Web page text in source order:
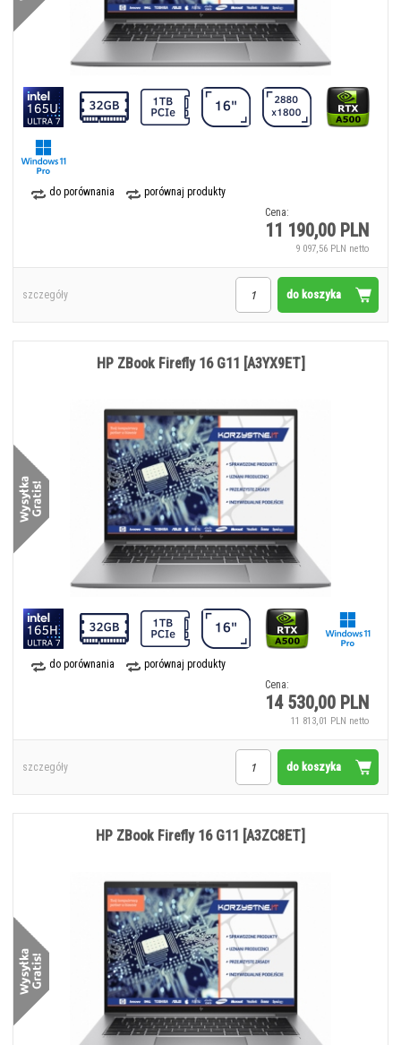
do porównania
porównaj produkty
Cena:
11 190,00 PLN
9 097,56 PLN netto
do koszyka
szczegóły
do porównania
porównaj produkty
Cena:
14 530,00 PLN
11 813,01 PLN netto
HP ZBook Firefly 16 G11 [A3YX9ET]
do koszyka
szczegóły
HP ZBook Firefly 16 G11 [A3ZC8ET]